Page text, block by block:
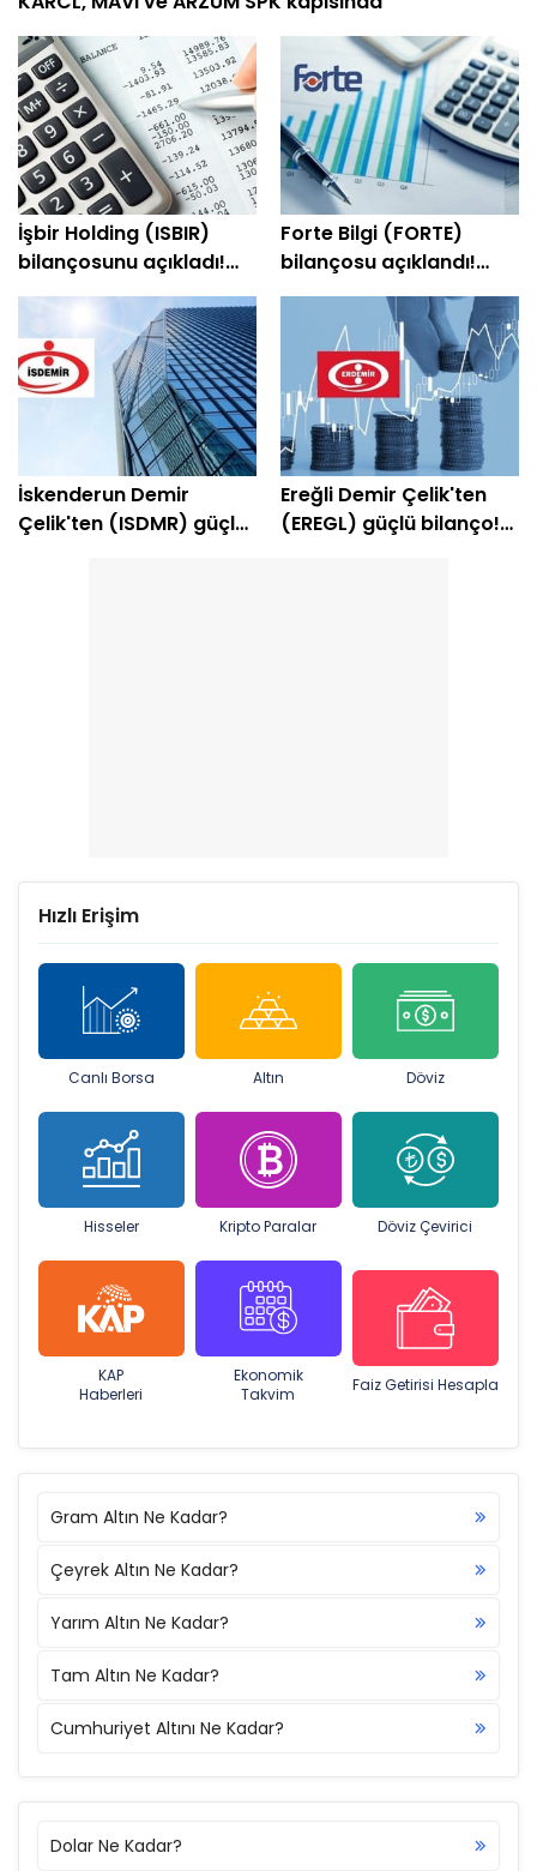
İşbir Holding (ISBIR)
bilançosunu açıkladı!
Şirket yeniden kara
Forte Bilgi (FORTE)
bilançosu açıklandı!
Şirket yeniden kâra
İskenderun Demir
Çelik'ten (ISDMR) güçlü
Ereğli Demir Çelik'ten
(EREGL) güçlü bilanço!
Hızlı Erişim
Canlı Borsa Altın Döviz
Hisseler Kripto Paralar Döviz Çevirici
KAP
Haberleri
Ekonomik
Takvim
Faiz Getirisi Hesapla
Gram Altın Ne Kadar?
Çeyrek Altın Ne Kadar?
Yarım Altın Ne Kadar?
Tam Altın Ne Kadar?
Cumhuriyet Altını Ne Kadar?
Dolar Ne Kadar?